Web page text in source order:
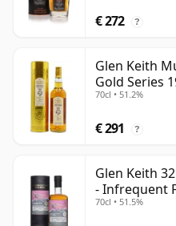
€ 272 ?
Glen Keith
Gold Series
70cl • 51.2%
€ 291 ?
Glen Keith
- Infrequent
70cl • 51.5%